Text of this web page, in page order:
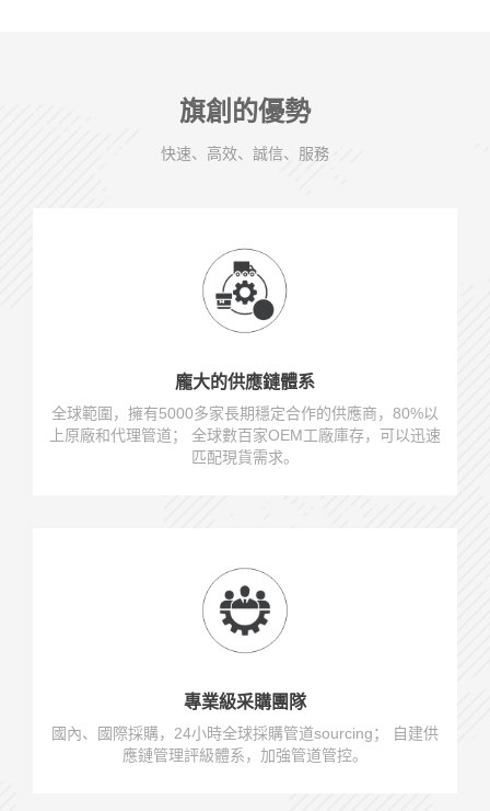
旗創的優勢
快速、高效、誠信、服務
龐大的供應鏈體系
全球範圍，擁有5000多家長期穩定合作的供應商，80%以
上原廠和代理管道； 全球數百家OEM工廠庫存，可以迅速
匹配現貨需求。
專業級采購團隊
國內、國際採購，24小時全球採購管道sourcing； 自建供
應鏈管理評級體系，加強管道管控。